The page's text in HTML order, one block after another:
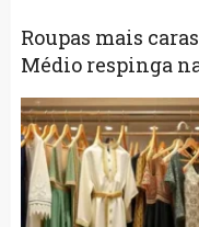
Roupas mais
Médio respinga